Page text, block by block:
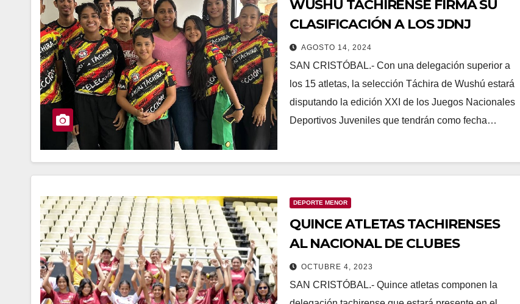
WUSHU TACHIRENSE FIRMA SU
CLASIFICACIÓN A LOS JDNJ
AGOSTO 14, 2024
SAN CRISTÓBAL.- Con una delegación superior a
los 15 atletas, la selección Táchira de Wushú estará
disputando la edición XXI de los Juegos Nacionales
Deportivos Juveniles que tendrán como fecha…
DEPORTE MENOR
QUINCE ATLETAS TACHIRENSES
AL NACIONAL DE CLUBES
OCTUBRE 4, 2023
SAN CRISTÓBAL.- Quince atletas componen la